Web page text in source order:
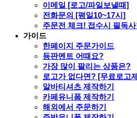
이메일 [로고/파일보낼때]
전화문의 [평일10~17시]
주문전 체크! 접수시 필독
가이드
한페이지 주문가이드
등판멘트 어때요?
가장 많이 팔리는 상품은?
로고가 없다면? [무료로고
알바티셔츠 제작하기
카페유니폼 제작하기
해외에서 주문하기